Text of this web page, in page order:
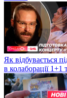
Як відбувається
в колаборації 1+1